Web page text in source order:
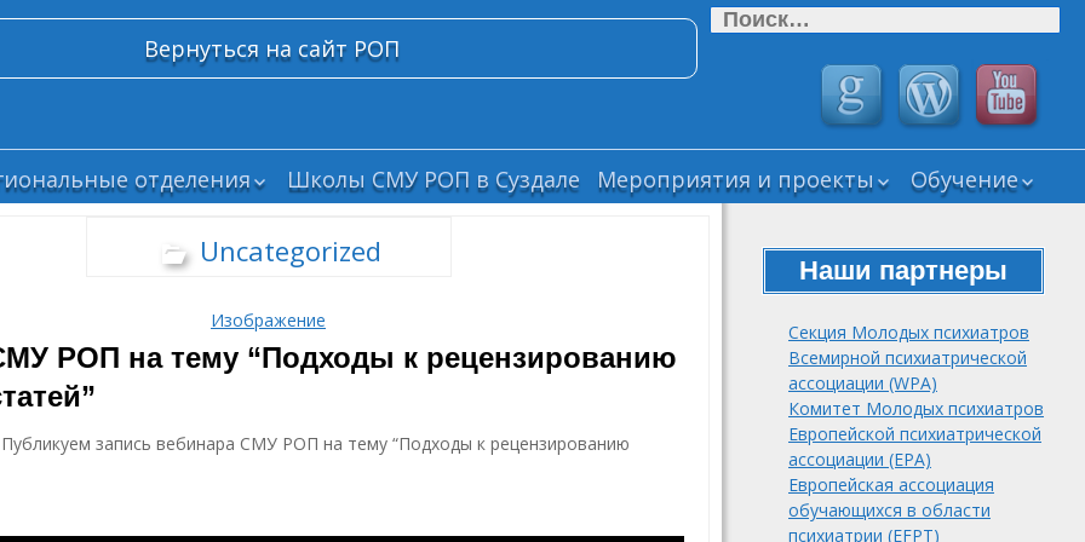
Найти:
Вернуться на сайт РОП
с
отделения
Школы СМУ РОП в Суздале
Мероприятия и проекты
мероприятия СМУ
Текущие научные
проекты СМУ РОП
Завершенные
научные проекты
Neurodynamics.
Журнал
Обучение
РОП
Дайджесты
“Новости
психиатрии и
нейронаук”
Психика
мегаполиса
Подборка
лекций и
вебинаров
Наши партнеры
Секция Молодых психиатров
Всемирной психиатрической
ассоциации (WPA)
Комитет Молодых психиатров
Европейской психиатрической
ассоциации (EPA)
Европейская ассоциация
обучающихся в области
психиатрии (EFPT)
Uncategorized
Изображение
РОП на тему “Подходы к рецензированию
запись вебинара СМУ РОП на тему “Подходы к рецензированию